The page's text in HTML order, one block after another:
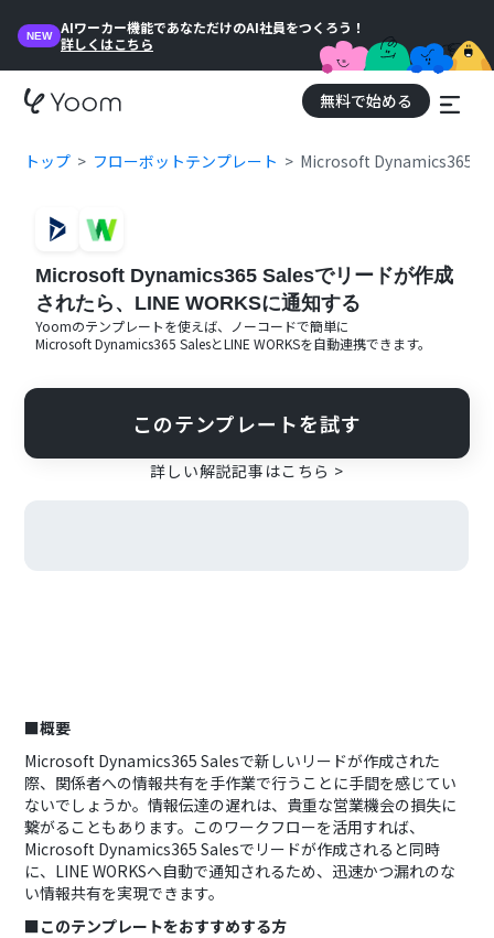
NEW
AIワーカー機能であなただけのAI社員をつくろう！
詳しくはこちら
無料で始める
トップ フローボットテンプレート Microsoft Dynamics365
Microsoft Dynamics365 Salesでリードが作成
されたら、LINE WORKSに通知する
Yoomのテンプレートを使えば、ノーコードで簡単に
Microsoft Dynamics365 SalesとLINE WORKSを自動連携できます。
このテンプレートを試す
詳しい解説記事はこちら >
■概要
Microsoft Dynamics365 Salesで新しいリードが作成された
際、関係者への情報共有を手作業で行うことに手間を感じてい
ないでしょうか。情報伝達の遅れは、貴重な営業機会の損失に
繋がることもあります。このワークフローを活用すれば、
Microsoft Dynamics365 Salesでリードが作成されると同時
に、LINE WORKSへ自動で通知されるため、迅速かつ漏れのな
い情報共有を実現できます。
■このテンプレートをおすすめする方